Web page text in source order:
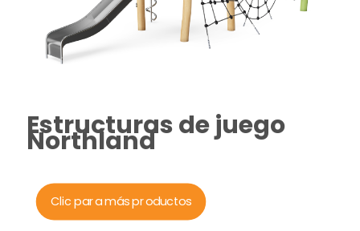
Estructuras de juego
Northland
Clic para más productos